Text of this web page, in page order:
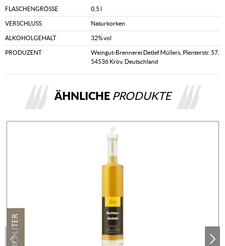
FLASCHENGRÖSSE 0,5 l
VERSCHLUSS Naturkorken
ALKOHOLGEHALT 32% vol
PRODUZENT
Weingut-Brennerei Detlef Müllers, Plenterstr. 57,
54536 Kröv, Deutschland
ÄHNLICHE PRODUKTE
0,5 LITER